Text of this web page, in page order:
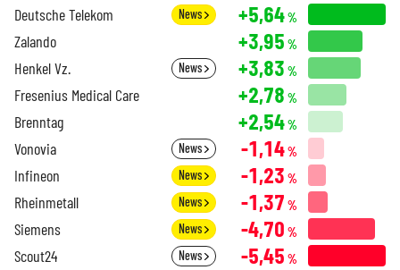
Deutsche Telekom News +5,64%
Zalando +3,95 %
Henkel Vz. News +3,83 %
Fresenius Medical Care +2,78 %
Brenntag +2,54%
Vonovia News -1,14%
Infineon News -1,23 %
Rheinmetall News -1,37 %
Siemens News -4,70 %
Scout24 News -5,45 %